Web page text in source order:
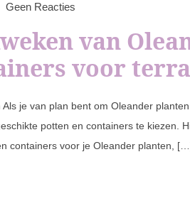
Geen Reacties
van
voor
je van plan bent om Oleander
potten en containers te kiezen.
containers voor je Oleander planten,